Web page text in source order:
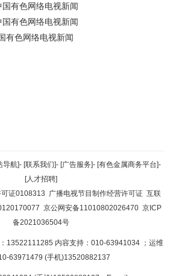
有色网络电视新闻
有色网络电视新闻
有色网络电视新闻
返回顶部
返回首页
导航]- [联系我们]- [广告服务]- [有色金属商务平台]-
[人才招聘]
证0108313 广播电视节目制作经营许可证 互联
京公网安备11010802026470 京ICP
备2021036504号
13522111285 内容支持：010-63941034 ；运维
63971479 (手机)13520882137